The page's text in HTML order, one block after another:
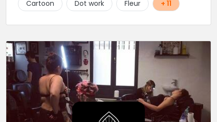
salon.
Cartoon
Dot work Fleur + 11